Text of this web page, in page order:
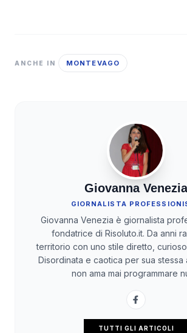
ANCHE IN MONTEVAGO
Giovanna Venezia
GIORNALISTA
Giovanna Venezia è giornalista
fondatrice di Risoluto.it. Da anni
territorio con uno stile diretto,
Disordinata e caotica per sua stessa
non ama mai programmare
TUTTI GLI ARTICOLI